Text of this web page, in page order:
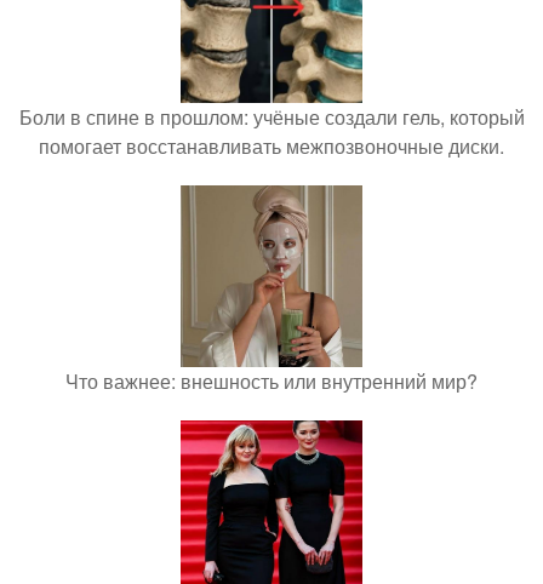
Боли в спине в прошлом: учёные создали гель, который
помогает восстанавливать межпозвоночные диски.
Что важнее: внешность или внутренний мир?